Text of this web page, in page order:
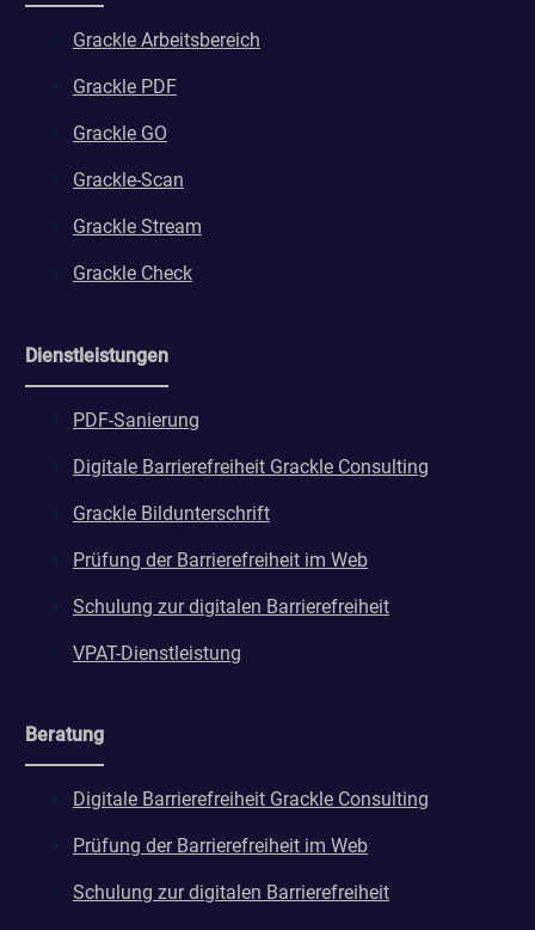
Grackle Arbeitsbereich
Grackle PDF
Grackle GO
Grackle-Scan
Grackle Stream
Grackle Check
Dienstleistungen
PDF-Sanierung
Digitale Barrierefreiheit Grackle Consulting
Grackle Bildunterschrift
Prüfung der Barrierefreiheit im Web
Schulung zur digitalen Barrierefreiheit
VPAT-Dienstleistung
Beratung
Digitale Barrierefreiheit Grackle Consulting
Prüfung der Barrierefreiheit im Web
Schulung zur digitalen Barrierefreiheit